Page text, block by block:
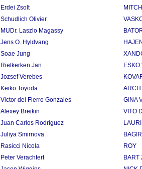
Erdei Zsolt
Schudlich Olivier
MUDr. Laszlo Magassy
Jens O. Hyldvang
Soae Jung
Rietkerken Jan
Jozsef Verebes
Keiko Toyoda ARCH
Victor del Fierro Gonzales GINA
Alexey Breikin VITO
Juan Carlos Rodríguez
Juliya Smirnova
Rasicci Nicola
ROY
Peter Verachtert
BART